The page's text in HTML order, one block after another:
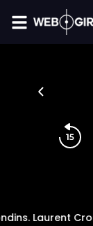
Laurent